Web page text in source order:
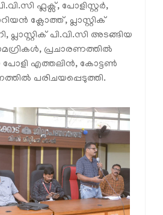
ഫ്ലക്സ്, പോളിസ്റ്റർ,
ക്ലോത്ത്, പ്ലാസ്റ്റിക്
പ്ലാസ്റ്റിക് പി.വി.സി അടങ്ങിയ
പ്രചാരണത്തിൽ
എത്തലിൻ, കോട്ടണ്‍
പരിചയപ്പെടുത്തി.